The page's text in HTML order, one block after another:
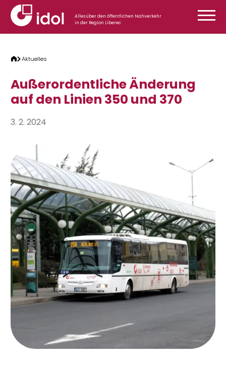
Zum Inhalt springen
Alles über den öffentlichen Nahverkehr
in der Region Liberec
Aktuelles
Außerordentliche Änderung
auf den Linien 350 und 370
3. 2. 2024